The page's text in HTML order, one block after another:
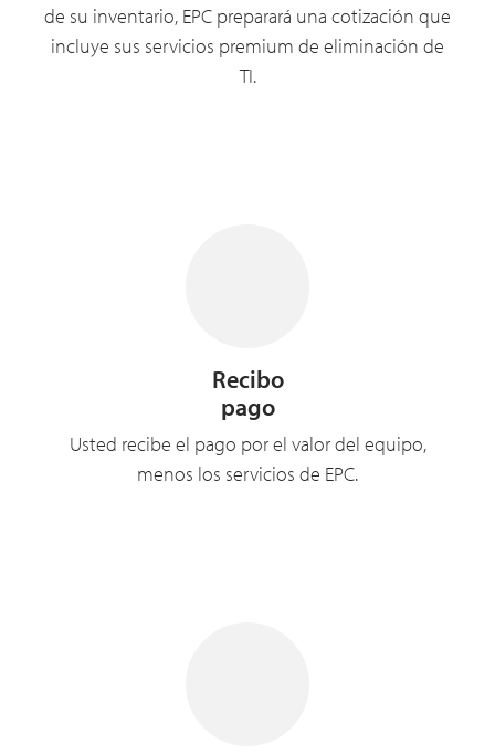
de su inventario, EPC preparará una cotización que
incluye sus servicios premium de eliminación de
TI.
Recibo
pago
Usted recibe el pago por el valor del equipo,
menos los servicios de EPC.